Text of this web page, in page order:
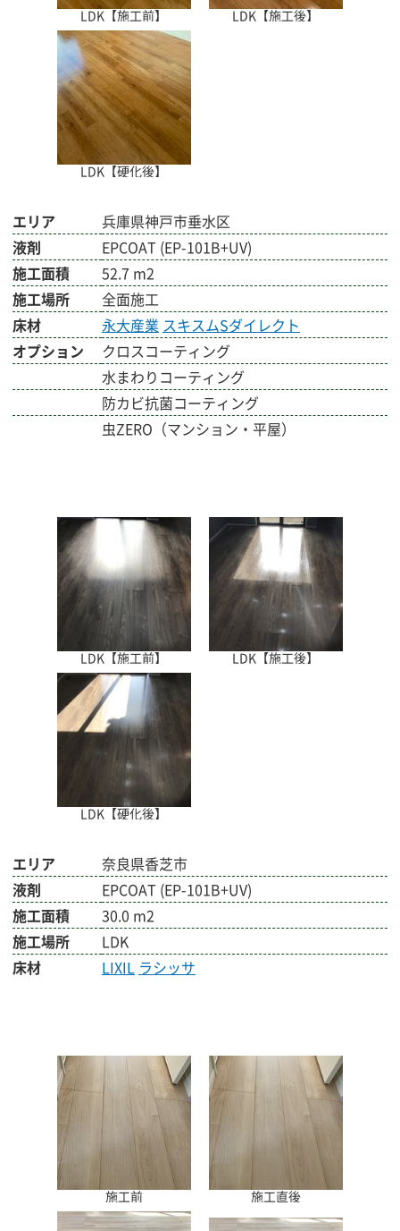
LDK【施工前】 LDK【施工後】
LDK【硬化後】
エリア
兵庫県神戸市垂水区
液剤
EPCOAT (EP-101B+UV)
施工面積
52.7 m2
施工場所
全面施工
床材
永大産業 スキスムSダイレクト
オプション
クロスコーティング
水まわりコーティング
防カビ抗菌コーティング
虫ZERO（マンション・平屋）
LDK【施工前】 LDK【施工後】
LDK【硬化後】
エリア
奈良県香芝市
液剤
EPCOAT (EP-101B+UV)
施工面積
30.0 m2
施工場所
LDK
床材
LIXIL ラシッサ
施工前 施工直後